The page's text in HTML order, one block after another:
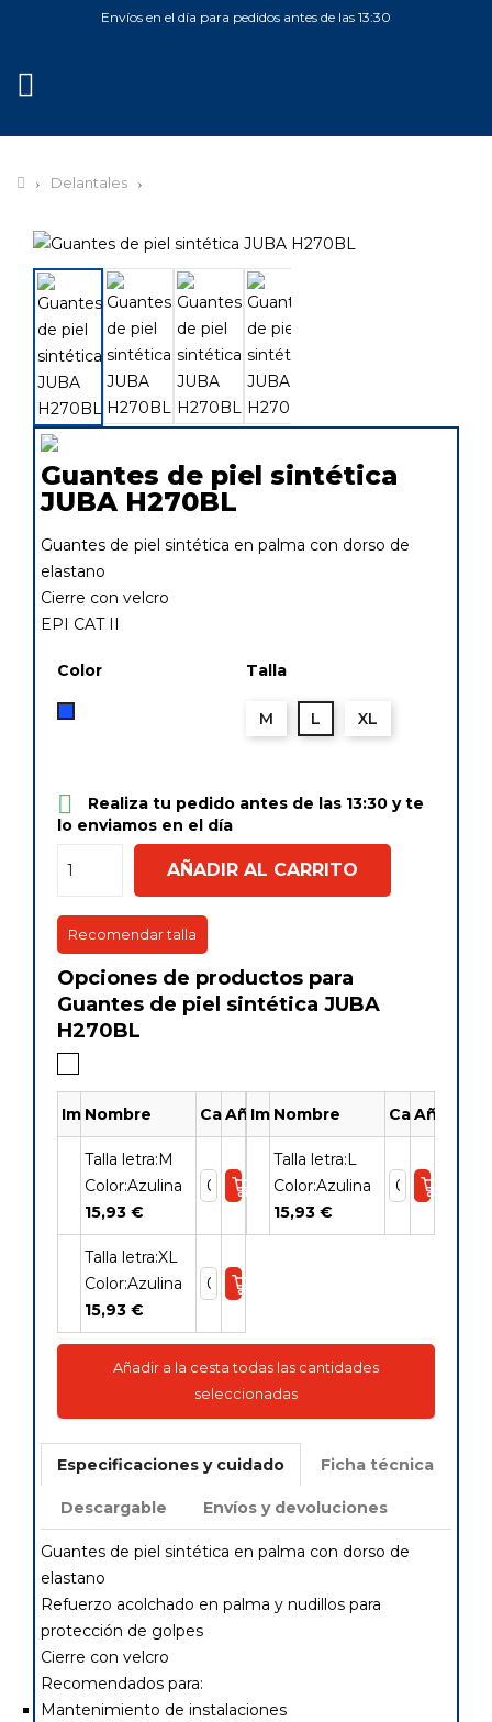
Envíos en el día para pedidos antes de las 13:30
Delantales
Guantes de piel sintética
JUBA H270BL
Guantes de piel sintética en palma con dorso de
elastano
Cierre con velcro
EPI CAT II
Color
Azulina
Talla
M L XL

Realiza tu pedido antes de las 13:30 y te
lo enviamos en el día
AÑADIR AL CARRITO
Recomendar talla
Opciones de productos para
Guantes de piel sintética JUBA
H270BL
Imagen
Nombre Cantidad
AñadirImagen
Nombre Cantidad
Añadir
Talla letra:M
Color:Azulina
15,93 €
Talla letra:L
Color:Azulina
15,93 €
Talla letra:XL
Color:Azulina
15,93 €
Añadir a la cesta todas las cantidades
seleccionadas
Especificaciones y cuidado Ficha técnica
Descargable Envíos y devoluciones
Guantes de piel sintética en palma con dorso de
elastano
Refuerzo acolchado en palma y nudillos para
protección de golpes
Cierre con velcro
Recomendados para:
Mantenimiento de instalaciones